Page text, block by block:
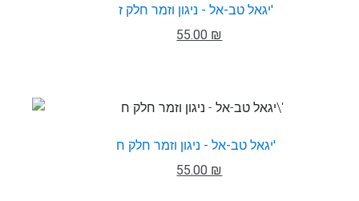
יגאל טב-אל - ניגון וזמר חלק ז'
55.00 ₪
יגאל טב-אל - ניגון וזמר חלק ח'
55.00 ₪